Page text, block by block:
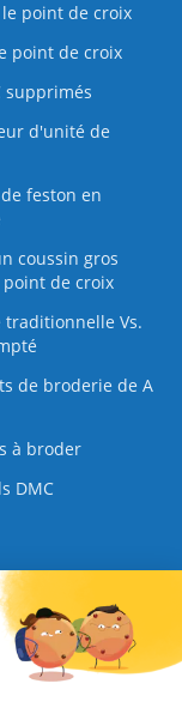
point de croix
point de croix
supprimés
d'unité de
feston en
coussin gros
de croix
traditionnelle Vs.
de broderie de A
à broder
DMC
Nous contacter |